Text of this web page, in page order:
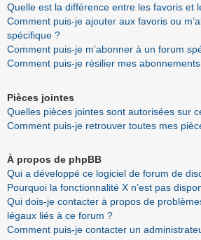
Quelle est la différence entre les favoris et
Comment puis-je ajouter aux favoris ou
spécifique ?
Comment puis-je m’abonner à un forum
Comment puis-je résilier mes
Pièces jointes
Quelles pièces jointes sont autorisées sur
Comment puis-je retrouver toutes mes
À propos de phpBB
Qui a développé ce logiciel de forum de
Pourquoi la fonctionnalité X n’est pas
Qui dois-je contacter à propos de
légaux liés à ce forum ?
Comment puis-je contacter un